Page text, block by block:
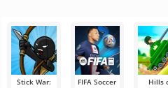
Stick War:
FIFA Soccer
Hills